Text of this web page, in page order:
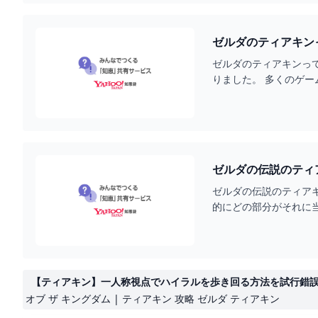
ゼルダのティアキ
ゼルダのティアキンっ
りました。 多くのゲ
ゼルダの伝説のテ
ゼルダの伝説のティア
的にどの部分がそれに
【ティアキン】一人称視点でハイラルを歩き回る方法を試行
オブ ザ キングダム | ティアキン 攻略 ゼルダ ティアキン